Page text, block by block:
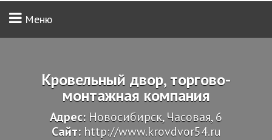
Меню
Кровельный двор, торгово-
монтажная компания
Адрес: Новосибирск, Часовая, 6
Сайт: http://www.krovdvor54.ru